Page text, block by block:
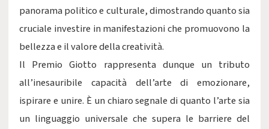
panorama politico e culturale, dimostrando quanto sia
cruciale investire in manifestazioni che promuovono la
bellezza e il valore della creatività.
Il Premio Giotto rappresenta dunque un tributo
all’inesauribile capacità dell’arte di emozionare,
ispirare e unire. È un chiaro segnale di quanto l’arte sia
un linguaggio universale che supera le barriere del